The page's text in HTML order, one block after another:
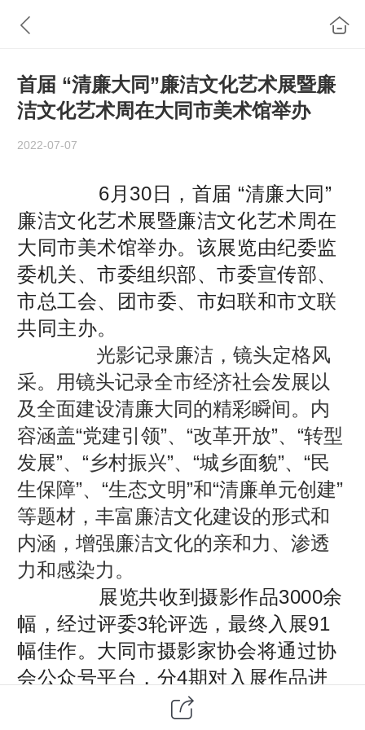
首届 “清廉大同”廉洁文化艺术展暨廉
洁文化艺术周在大同市美术馆举办
2022-07-07
6月30日，首届 “清廉大同”
廉洁文化艺术展暨廉洁文化艺术周在
大同市美术馆举办。该展览由纪委监
委机关、市委组织部、市委宣传部、
市总工会、团市委、市妇联和市文联
共同主办。
光影记录廉洁，镜头定格风
采。
用镜头记录全市经济社会发展以
及全面建设清廉大同的精彩瞬间。内
容涵盖“党建引领”、“改革开放”、“转型
发展”、“乡村振兴”、“城乡面貌”、“民
生保障”、“生态文明”和“清廉单元创建”
等题材，丰富廉洁文化建设的形式和
内涵，增强廉洁文化的亲和力、渗透
力和感染力。
展览共收到摄影作品3000余
幅，经过评委3轮评选，最终入展91
幅佳作。大同市摄影家协会将通过协
会公众号平台，分4期对入展作品进